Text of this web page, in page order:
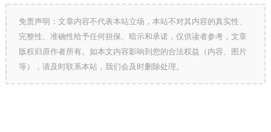
免责声明：文章内容不代表本站立场，本站不对其内容的真实性、
完整性、准确性给予任何担保、暗示和承诺，仅供读者参考，文章
版权归原作者所有。如本文内容影响到您的合法权益（内容、图片
等），请及时联系本站，我们会及时删除处理。